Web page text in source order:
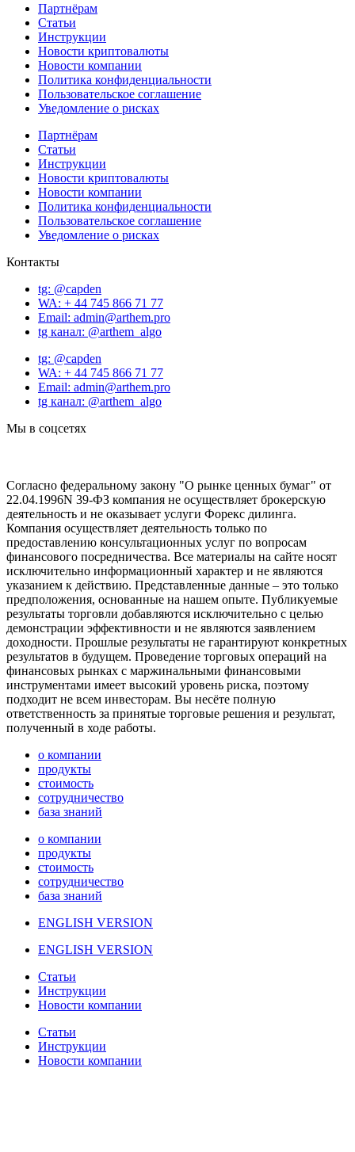
Партнёрам
Статьи
Инструкции
Новости криптовалюты
Новости компании
Политика конфиденциальности
Пользовательское соглашение
Уведомление о рисках
Партнёрам
Статьи
Инструкции
Новости криптовалюты
Новости компании
Политика конфиденциальности
Пользовательское соглашение
Уведомление о рисках
Контакты
tg: @capden
WA: + 44 745 866 71 77
Email: admin@arthem.pro
tg канал: @arthem_algo
tg: @capden
WA: + 44 745 866 71 77
Email: admin@arthem.pro
tg канал: @arthem_algo
Мы в соцсетях
Согласно федеральному закону "О рынке ценных бумаг" от
22.04.1996N 39-ФЗ компания не осуществляет брокерскую
деятельность и не оказывает услуги Форекс дилинга.
Компания осуществляет деятельность только по
предоставлению консультационных услуг по вопросам
финансового посредничества. Все материалы на сайте носят
исключительно информационный характер и не являются
указанием к действию. Представленные данные – это только
предположения, основанные на нашем опыте. Публикуемые
результаты торговли добавляются исключительно с целью
демонстрации эффективности и не являются заявлением
доходности. Прошлые результаты не гарантируют конкретных
результатов в будущем. Проведение торговых операций на
финансовых рынках с маржинальными финансовыми
инструментами имеет высокий уровень риска, поэтому
подходит не всем инвесторам. Вы несёте полную
ответственность за принятые торговые решения и результат,
полученный в ходе работы.
о компании
продукты
стоимость
сотрудничество
база знаний
о компании
продукты
стоимость
сотрудничество
база знаний
ENGLISH VERSION
ENGLISH VERSION
Статьи
Инструкции
Новости компании
Статьи
Инструкции
Новости компании